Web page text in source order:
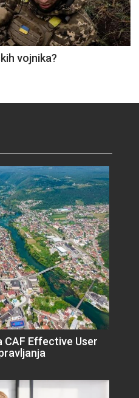
vojnika?
CAF Effective User